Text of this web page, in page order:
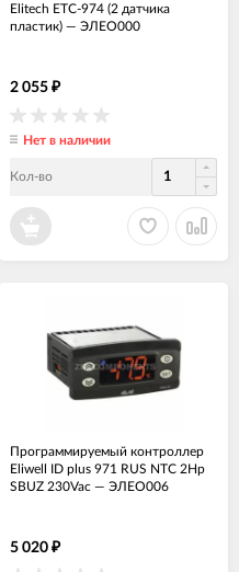
Elitech ETC-974 (2 датчика
пластик) — ЭЛЕО000
2 055 ₽
Нет в наличии
Кол-во
Программируемый контроллер
Eliwell ID plus 971 RUS NTC 2Hp
SBUZ 230Vac — ЭЛЕО006
5 020 ₽